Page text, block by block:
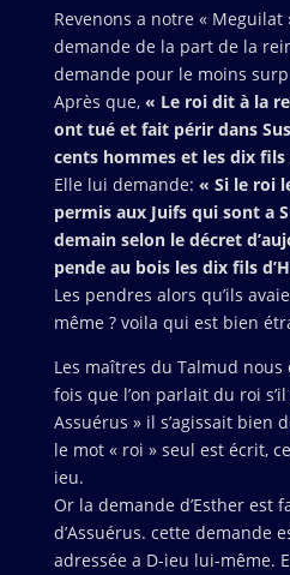
Revenons a notre «
demande de la part de la
demande pour le moins
Après que,« Le roi dit à la
ont tué et fait périr dans
cents hommes et les dix fils
Elle lui demande: « Si le roi
permis aux Juifs qui sont a
demain selon le décret
pende au bois les dix fils
Les pendres alors qu’ils
même ? voila qui est bien
Les maîtres du Talmud
fois que l’on parlait du roi
Assuérus » il s’agissait bien
le mot « roi » seul est écrit,
ieu.
Or la demande d’Esther est
d’Assuérus. cette demande
adressée a D-ieu lui-même.